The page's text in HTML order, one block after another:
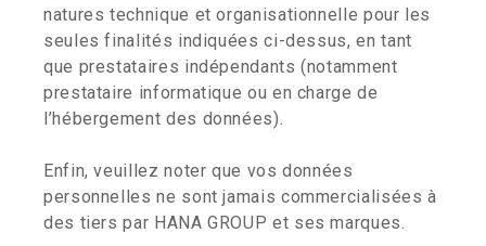
natures technique et organisationnelle pour les
seules finalités indiquées ci-dessus, en tant
que prestataires indépendants (notamment
prestataire informatique ou en charge de
l’hébergement des données).
Enfin, veuillez noter que vos données
personnelles ne sont jamais commercialisées à
des tiers par HANA GROUP et ses marques.